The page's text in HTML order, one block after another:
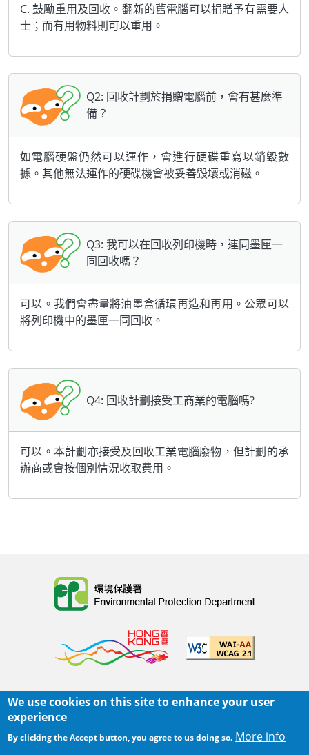
C. 鼓勵重用及回收。翻新的舊電腦可以捐贈予有需要人
士；而有用物料則可以重用。
Q2: 回收計劃於捐贈電腦前，會有甚麼準
備？
如電腦硬盤仍然可以運作，會進行硬碟重寫以銷毀數
據。其他無法運作的硬碟機會被妥善毀壞或消磁。
Q3: 我可以在回收列印機時，連同墨匣一
同回收嗎？
可以。我們會盡量將油墨盒循環再造和再用。公眾可以
將列印機中的墨匣一同回收。
Q4: 回收計劃接受工商業的電腦嗎?
可以。本計劃亦接受及回收工業電腦廢物，但計劃的承
辦商或會按個別情況收取費用。
主頁 | 網頁指南 | 重要告示 |
私隱政策
Body
覆檢日期:2026-04-01 15:15
We use cookies on this site to enhance your user
experience
By clicking the Accept button, you agree to us doing so. More info